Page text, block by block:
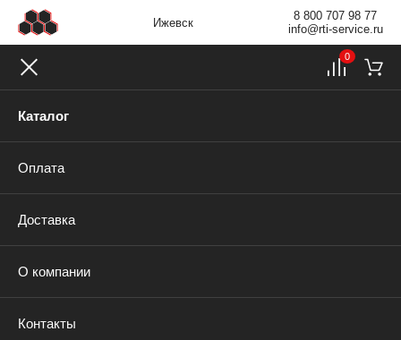
Ижевск
8 800 707 98 77
info@rti-service.ru
Каталог
Оплата
Доставка
О компании
Контакты
0